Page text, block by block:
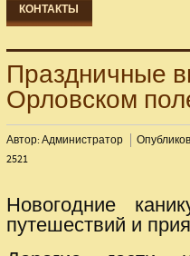
КОНТАКТЫ
Праздничные
Орловском
Автор: Администратор
2521
Новогодние
путешествий и